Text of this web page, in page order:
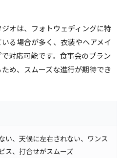
オは、フォトウェディングに特
る場合が多く、衣装やヘアメイ
対応可能です。食事会のプラン
め、スムーズな進行が期待でき
い、天候に左右されない、ワンス
ス、打合せがスムーズ